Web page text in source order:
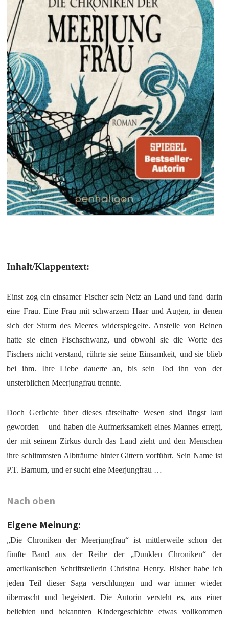
Inhalt/Klappentext:
Einst zog ein einsamer Fischer sein Netz an Land und fand darin
eine Frau. Eine Frau mit schwarzem Haar und Augen, in denen
sich der Sturm des Meeres widerspiegelte. Anstelle von Beinen
hatte sie einen Fischschwanz, und obwohl sie die Worte des
Fischers nicht verstand, rührte sie seine Einsamkeit, und sie blieb
bei ihm. Ihre Liebe dauerte an, bis sein Tod ihn von der
unsterblichen Meerjungfrau trennte.
Doch Gerüchte über dieses rätselhafte Wesen sind längst laut
geworden – und haben die Aufmerksamkeit eines Mannes erregt,
der mit seinem Zirkus durch das Land zieht und den Menschen
ihre schlimmsten Albträume hinter Gittern vorführt. Sein Name ist
P.T. Barnum, und er sucht eine Meerjungfrau …
Nach oben
Eigene Meinung:
„Die Chroniken der Meerjungfrau“ ist mittlerweile schon der
fünfte Band aus der Reihe der „Dunklen Chroniken“ der
amerikanischen Schriftstellerin Christina Henry. Bisher habe ich
jeden Teil dieser Saga verschlungen und war immer wieder
überrascht und begeistert. Die Autorin versteht es, aus einer
beliebten und bekannten Kindergeschichte etwas vollkommen